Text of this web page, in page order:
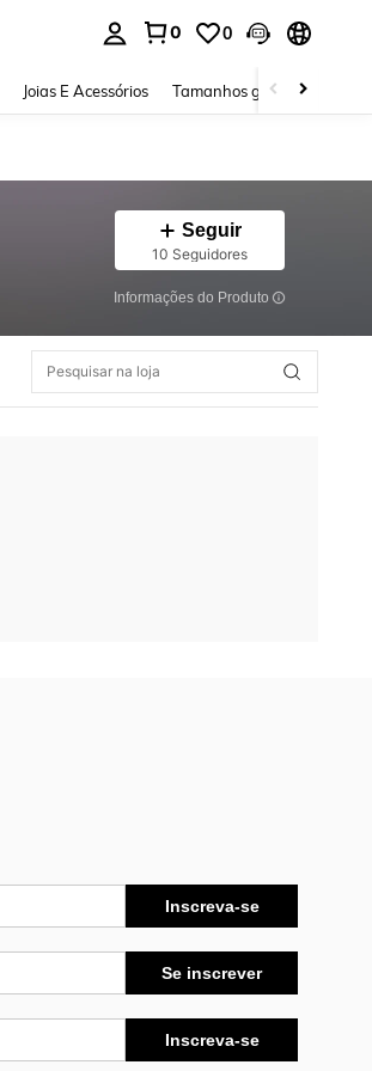
0 0
Joias E Acessórios Tamanhos grandes
Seguir
10 Seguidores
Informações do Produto
Inscreva-se
Se inscrever
Inscreva-se